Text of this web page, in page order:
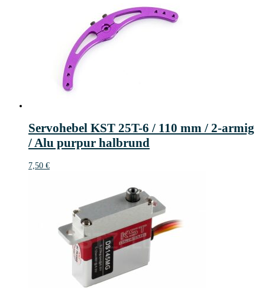
Servohebel KST 25T-6 / 110 mm / 2-armig
/ Alu purpur halbrund
7,50 €